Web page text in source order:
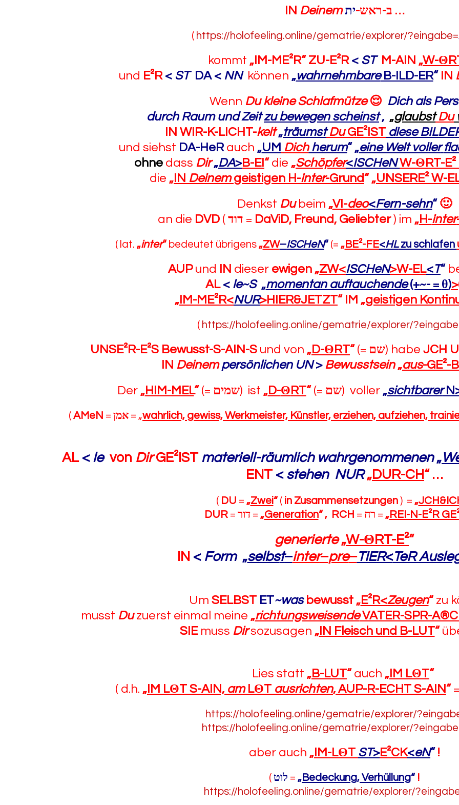
IN Deinem ב-ראש-ית …
( https://holofeeling.online/gematrie/explorer/?eingabe=
kommt „IM-ME²R“ ZU-E²R < ST M-AIN „W-Θ
und E²R < ST DA < NNkönnen „wahrnehmbareB-ILD-ER“ IN
Wenn Du kleine Schlafmütze😌 Dich als
durch Raum und Zeitzu bewegen scheinst , „glaubst Du
IN WIR-K-LICHT-keit „träumst DuGE²IST diese
und siehst DA-HeR auch „UM Dichherum“ „eine Welt voller
ohne dass Dir „DA>B-EI “ die „Schöpfer<ISCHeN W-Θ RT-
die „ IN Deinemgeistigen H-inter-Grund“ „UNSERE² W-
Denkst Dubeim „VI-deo<Fern-sehn“ 🙂
an die DVD ( דוד = DaViD, Freund, Geliebter) im „H-inter
( lat. „inter“ bedeutet übrigens „ZW–ISCHeN“ (= „BE²-FE<HLzu schlafen
AUPund IN dieser ewigen „ZW<ISCHeN>W-EL<T“
AL < le~S „momentan auftauchende(+~- = θ)
„ IM-ME²R<NUR>HIER&JETZT“ IM „geistigen
( https://holofeeling.online/gematrie/explorer/
UNSE²R-E²S Bewusst-S-AIN-S und von „D-Θ RT“ (= שם) habe JCH
IN Deinem persönlichen UN> Bewusstsein „aus-GE²-
Der „HIM-MEL“ (= שמים) ist „D-Θ RT“ (= שם) voller „sichtbarer
(AMeN = אמן = „wahrlich, gewiss, Werkmeister, Künstler, erziehen, aufziehen,
AL < le von DirGE²IST materiell-räumlich wahrgenommenen „
ENT < stehen NUR „DUR-CH“ …
( DU = „Zwei“ ( in Zusammensetzungen ) = „
DUR= דור= „Generation“ , RCH = רח = „REI-N-E²R
generierte „W-Θ RT-E²“
IN <Form „selbst–inter–pre–TIER<TeR
Um SELBST ET~was bewusst „E²R<Zeugen“ zu
musst Duzuerst einmal meine „richtungsweisendeVATER-SPR-
SIE muss Dir sozusagen „IN Fleisch und B-LUT“
Lies statt „B-LUT“ auch „ IM LΘT“
( d.h. „ IM LΘT S-AIN, amLΘT ausrichten, AUP-R-ECHT S-AIN“ =
https://holofeeling.online/gematrie/explorer/
https://holofeeling.online/gematrie/explorer/
aber auch „ IM-LΘT ST>E²CK<eN“ !
( לוט = „Bedeckung, Verhüllung“ !
https://holofeeling.online/gematrie/explorer/